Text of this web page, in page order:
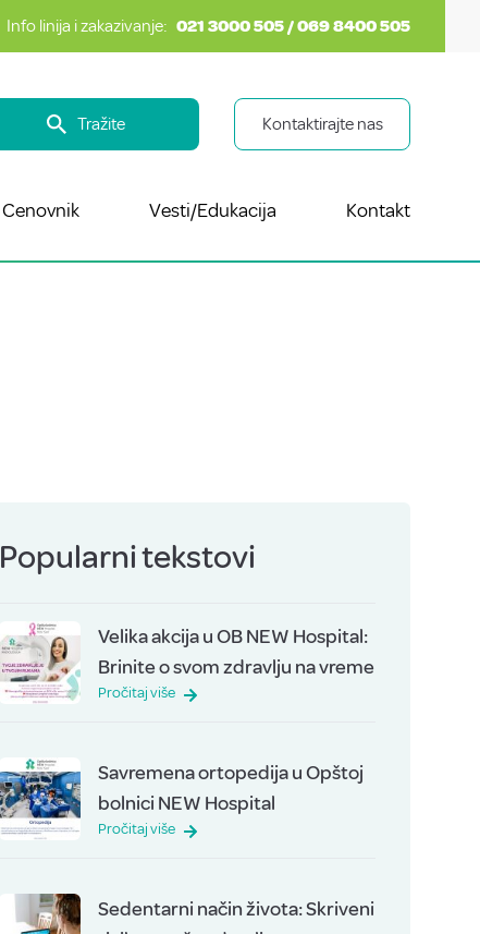
Info linija i zakazivanje: 021 3000 505 / 069 8400 505
Tražite Kontaktirajte nas
Cenovnik Vesti/Edukacija Kontakt
Popularni tekstovi
Velika akcija u OB NEW Hospital:
Brinite o svom zdravlju na vreme
Pročitaj više
Savremena ortopedija u Opštoj
bolnici NEW Hospital
Pročitaj više
Sedentarni način života: Skriveni